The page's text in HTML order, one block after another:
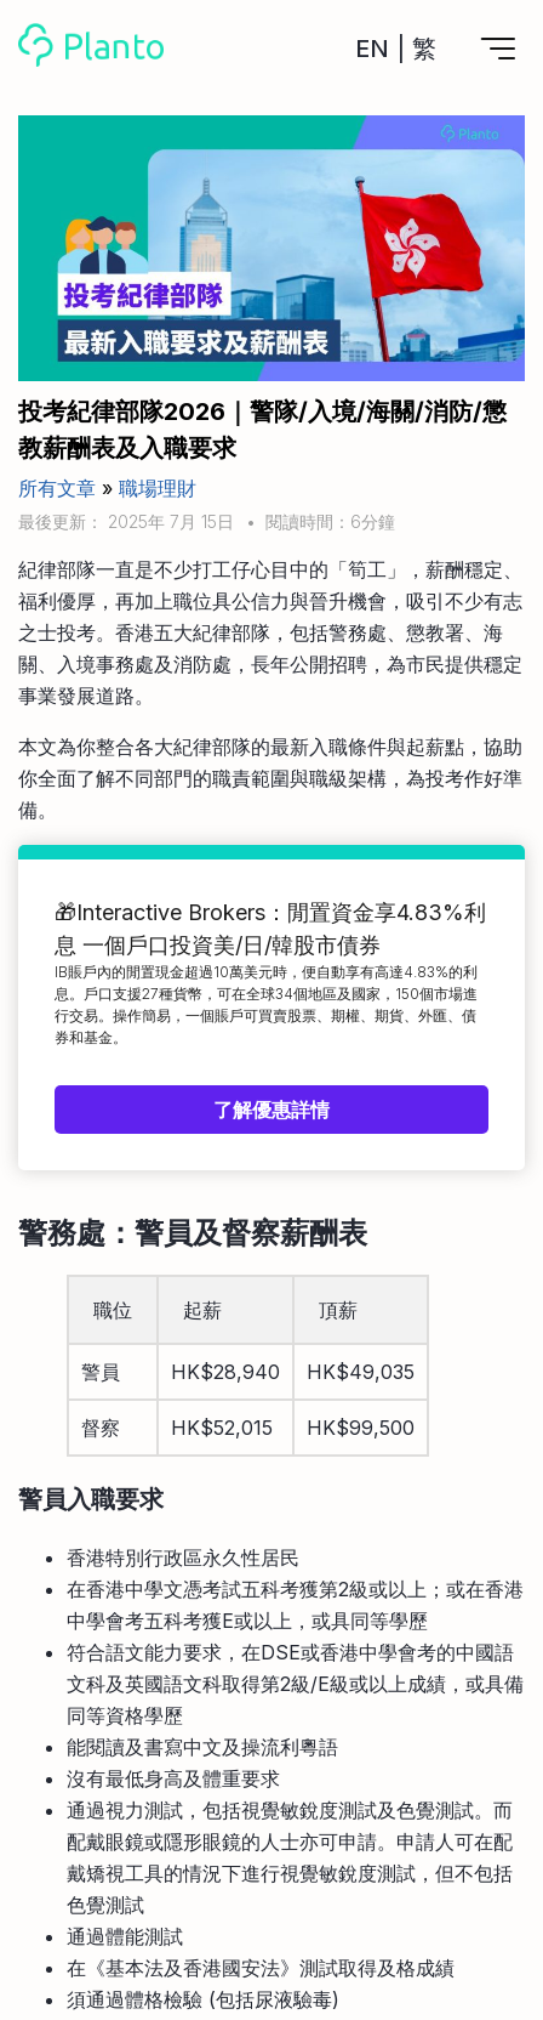
EN 繁
計劃買樓第一步
全功能記賬
管理及分析所有戶口
管理MPF戶口
一次過管理所有強積金戶口
申請清卡數/私人貸款
CreFIT x Planto推廣優惠
私人貸款
年利率/APR/年息比較
投資戶口 (美股)
比較最抵美股投資戶口
投資戶口 (港股)
比較最抵港股投資戶口
投資加密貨幣
比較最抵Crypto交易所
月供股票計劃
比較最抵月供計劃戶口
比較定存利率
信用卡
比較各種最優惠信用卡
關於我們
Academy
Marketplace
其他網站
手機App與理財資訊
商業解決方案
投考紀律部隊2026｜警隊/入境/海關/消防/懲
教薪酬表及入職要求
所有文章 » 職場理財
最後更新： 2025年 7月 15日 • 閱讀時間：6分鐘
紀律部隊一直是不少打工仔心目中的「筍工」，薪酬穩定、
福利優厚，再加上職位具公信力與晉升機會，吸引不少有志
之士投考。香港五大紀律部隊，包括警務處、懲教署、海
關、入境事務處及消防處，長年公開招聘，為市民提供穩定
事業發展道路。
本文為你整合各大紀律部隊的最新入職條件與起薪點，協助
你全面了解不同部門的職責範圍與職級架構，為投考作好準
備。
🎁Interactive Brokers：閒置資金享4.83%利
息 一個戶口投資美/日/韓股市債券
IB賬戶內的閒置現金超過10萬美元時，便自動享有高達4.83%的利
息。戶口支援27種貨幣，可在全球34個地區及國家，150個市場進
行交易。操作簡易，一個賬戶可買賣股票、期權、期貨、外匯、債
券和基金。
了解優惠詳情
警務處 ：警員及督察薪酬表
職位 起薪 頂薪
警員 HK$28,940 HK$49,035
督察 HK$52,015 HK$99,500
警員入職要求
香港特別行政區永久性居民
在香港中學文憑考試五科考獲第2級或以上；或在香港
中學會考五科考獲E或以上，或具同等學歷
符合語文能力要求，在DSE或香港中學會考的中國語
文科及英國語文科取得第2級/E級或以上成績，或具備
同等資格學歷
能閱讀及書寫中文及操流利粵語
沒有最低身高及體重要求
通過視力測試，包括視覺敏銳度測試及色覺測試。而
配戴眼鏡或隱形眼鏡的人士亦可申請。申請人可在配
戴矯視工具的情況下進行視覺敏銳度測試，但不包括
色覺測試
通過體能測試
在《基本法及香港國安法》測試取得及格成績
須通過體格檢驗 (包括尿液驗毒)